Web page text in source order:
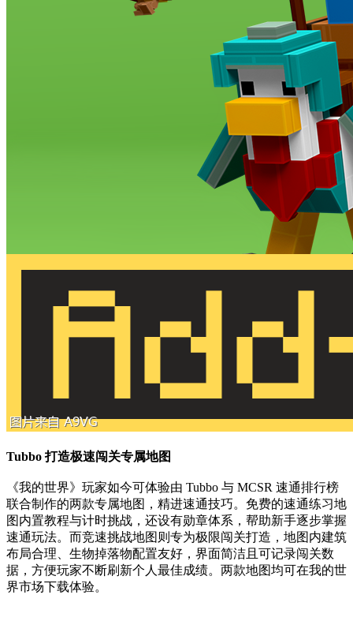
Tubbo 打造极速闯关专属地图
《我的世界》玩家如今可体验由 Tubbo 与 MCSR 速通排行榜
联合制作的两款专属地图，精进速通技巧。免费的速通练习地
图内置教程与计时挑战，还设有勋章体系，帮助新手逐步掌握
速通玩法。而竞速挑战地图则专为极限闯关打造，地图内建筑
布局合理、生物掉落物配置友好，界面简洁且可记录闯关数
据，方便玩家不断刷新个人最佳成绩。两款地图均可在我的世
界市场下载体验。